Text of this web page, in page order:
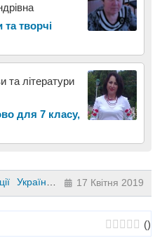
творчі
та літератури
для 7 класу,
Українська мова 2 клас
17 Квітня 2019
()